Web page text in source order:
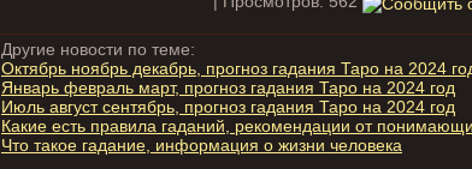
Другие новости по теме:
Октябрь ноябрь декабрь, прогноз гадания Таро на 2024
Январь февраль март, прогноз гадания Таро на 2024 год
Июль август сентябрь, прогноз гадания Таро на 2024 год
Какие есть правила гаданий, рекомендации от
Что такое гадание, информация о жизни человека